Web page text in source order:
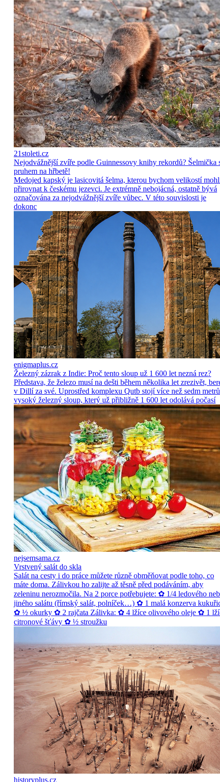
21stoleti.cz
Nejodvážnější zvíře podle Guinnessovy knihy rekordů? Šelmička
pruhem na hřbetě!
Medojed kapský je lasicovitá šelma, kterou bychom velikostí
přirovnat k českému jezevci. Je extrémně nebojácná, ostatně bývá
označována za nejodvážnější zvíře vůbec. V této souvislosti je
dokonc
enigmaplus.cz
Železný zázrak z Indie: Proč tento sloup už 1 600 let nezná rez?
Představa, že železo musí na dešti během několika let zrezivět,
v Dillí za své. Uprostřed komplexu Qutb stojí více než sedm metrů
vysoký železný sloup, který už přibližně 1 600 let odolává počasí
nejsemsama.cz
Vrstvený salát do skla
Salát na cesty i do práce můžete různě obměňovat podle toho, co
máte doma. Zálivkou ho zalijte až těsně před podáváním, aby
zeleninu nerozmočila. Na 2 porce potřebujete: ✿ 1/4 ledového
jiného salátu (římský salát, polníček…) ✿ 1 malá konzerva
✿ ½ okurky ✿ 2 rajčata Zálivka: ✿ 4 lžíce olivového oleje ✿ 1
citronové šťávy ✿ ½ stroužku
historyplus.cz